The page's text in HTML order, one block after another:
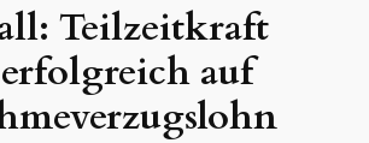
Teilzeitkraft
auf